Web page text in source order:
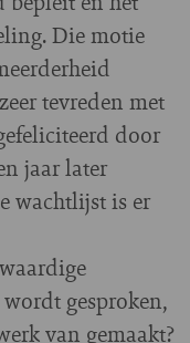
Die motie
tevreden met
door
jaar later
wachtlijst is er
gesproken,
van gemaakt?